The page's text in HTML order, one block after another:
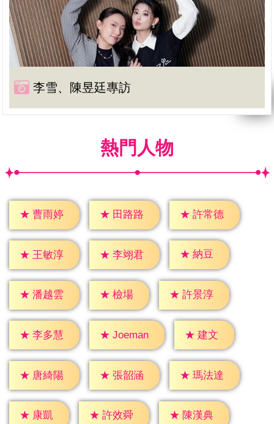
李雪、陳昱廷專訪
熱門人物
★ 曹雨婷 ★ 田路路 ★ 許常德
★ 王敏淳 ★ 李翊君 ★ 納豆
★ 潘越雲 ★ 檢場 ★ 許景淳
★ 李多慧 ★ Joeman ★ 建文
★ 唐綺陽 ★ 張韶涵 ★ 瑪法達
★ 康凱 ★ 許效舜 ★ 陳漢典